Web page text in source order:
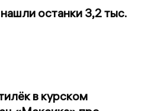
останки 3,2 тыс.
в курском